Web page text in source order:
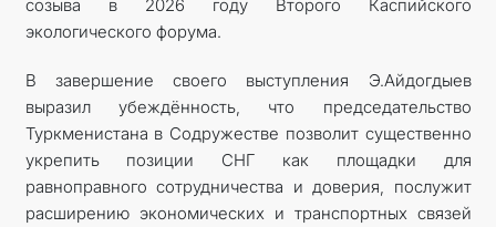
созыва в 2026 году Второго Каспийского
экологического форума.
В завершение своего выступления Э.Айдогдыев
выразил убеждённость, что председательство
Туркменистана в Содружестве позволит существенно
укрепить позиции СНГ как площадки для
равноправного сотрудничества и доверия, послужит
расширению экономических и транспортных связей